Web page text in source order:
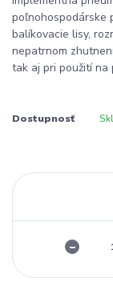
poľnohospodárske
balíkovacie lisy,
nepatrnom
tak aj pri použití na
Dostupnosť